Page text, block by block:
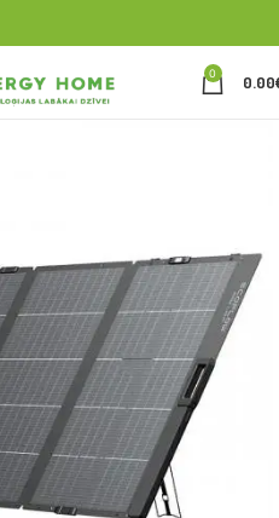
0 0.00